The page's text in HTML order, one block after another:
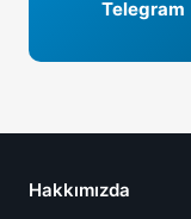
Telegram
Hakkımızda